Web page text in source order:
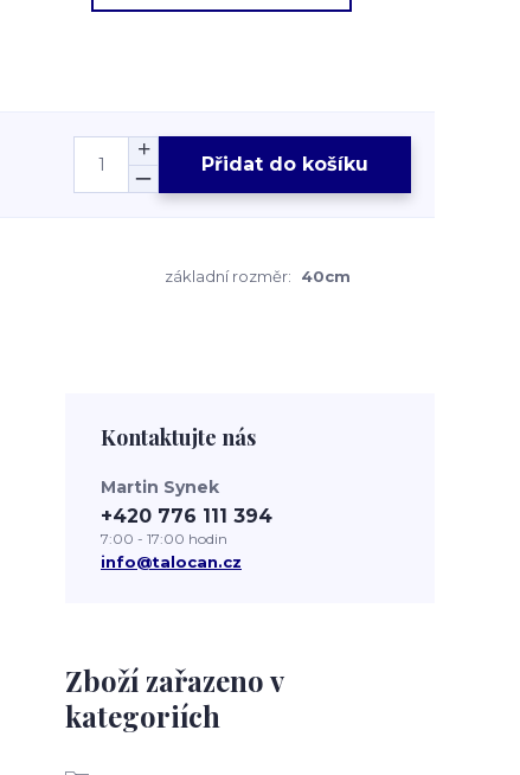
Přidat do košíku
základní rozměr:
40cm
Zboží zařazeno v
kategoriích
Kontaktujte nás
Martin Synek
+420 776 111 394
7:00 - 17:00 hodin
info@talocan.cz